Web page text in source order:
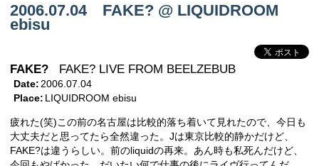
2006.07.04 FAKE? @ LIQUIDROOM
ebisu
FAKE? FAKE? LIVE FROM BEELZEBUB
Date: 2006.07.04
Place: LIQUIDROOM ebisu
疲れた(笑)この前の名古屋は比較的落ち着いて見れたので、今日も
大丈夫だと思ってたら全然違った。Jは東京比較的静かだけど、
FAKE?は違うらしい。前のliquidの再来。あん時も私死んだけど、